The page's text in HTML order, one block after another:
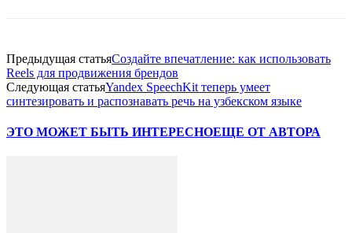
Предыдущая статьяСоздайте впечатление: как использовать
Reels для продвижения брендов
Следующая статьяYandex SpeechKit теперь умеет
синтезировать и распознавать речь на узбекском языке
ЭТО МОЖЕТ БЫТЬ ИНТЕРЕСНОЕЩЕ ОТ АВТОРА